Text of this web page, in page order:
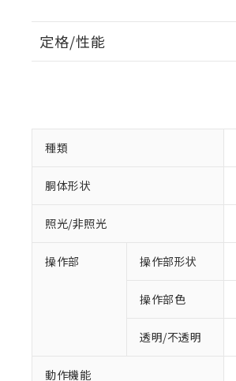
定格/性能
種類
胴体形状
照光/非照光
操作部 操作部形状
操作部色
透明/不透明
動作機能